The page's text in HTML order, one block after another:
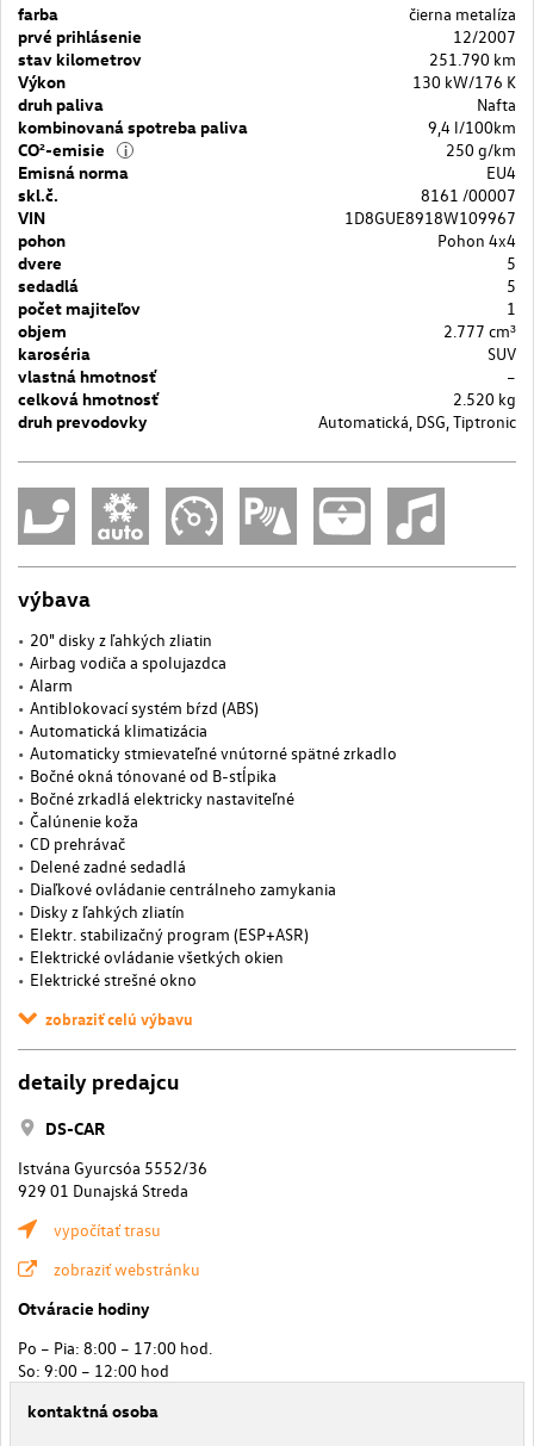
farba
čierna metalíza
prvé prihlásenie
12/2007
stav kilometrov
251.790 km
Výkon
130 kW/176 K
druh paliva
Nafta
kombinovaná spotreba paliva
9,4 l/100km
CO²-emisie
i
250 g/km
Emisná norma
EU4
skl.č.
8161 /00007
VIN
1D8GUE8918W109967
pohon
Pohon 4x4
dvere
5
sedadlá
5
počet majiteľov
1
objem
2.777 cm³
karoséria
SUV
vlastná hmotnosť
–
celková hmotnosť
2.520 kg
druh prevodovky
Automatická, DSG, Tiptronic
výbava
20" disky z ľahkých zliatin
Airbag vodiča a spolujazdca
Alarm
Antiblokovací systém bŕzd (ABS)
Automatická klimatizácia
Automaticky stmievateľné vnútorné spätné zrkadlo
Bočné okná tónované od B-stĺpika
Bočné zrkadlá elektricky nastaviteľné
Čalúnenie koža
CD prehrávač
Delené zadné sedadlá
Diaľkové ovládanie centrálneho zamykania
Disky z ľahkých zliatín
Elektr. stabilizačný program (ESP+ASR)
Elektrické ovládanie všetkých okien
Elektrické strešné okno
zobraziť celú výbavu
detaily predajcu
DS-CAR
Istvána Gyurcsóa 5552/36
929 01 Dunajská Streda
vypočítať trasu
zobraziť webstránku
Otváracie hodiny
Po – Pia: 8:00 – 17:00 hod.
So: 9:00 – 12:00 hod
kontaktná osoba